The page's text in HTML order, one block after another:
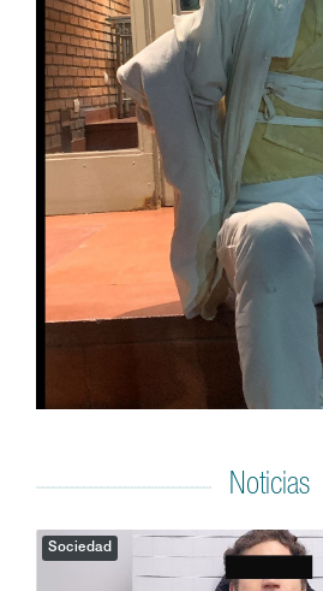
Noticias
Sociedad